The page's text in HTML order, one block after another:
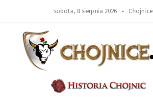
sobota, 8 sierpnia 2026 • Chojnice